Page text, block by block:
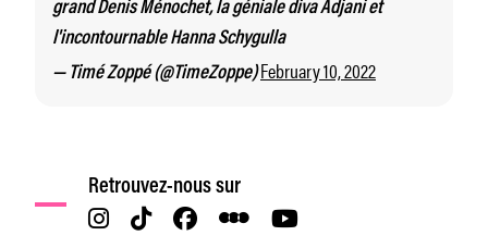
grand Denis Ménochet, la géniale diva Adjani et
l'incontournable Hanna Schygulla
— Timé Zoppé (@TimeZoppe)February 10, 2022
Retrouvez-nous sur